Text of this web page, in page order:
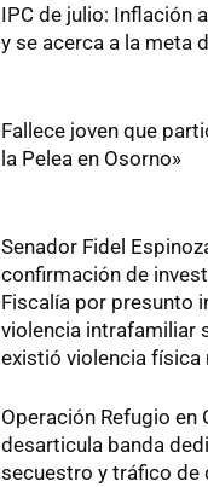
IPC de julio: Inflación
y se acerca a la meta
Fallece joven que
la Pelea en Osorno»
Senador Fidel
confirmación de
Fiscalía por presunto
violencia intrafamiliar
existió violencia física
Operación Refugio en
desarticula banda
secuestro y tráfico de